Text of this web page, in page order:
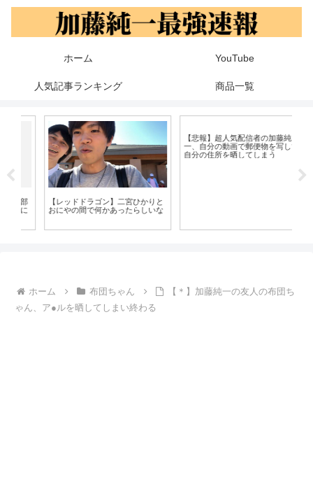
ホーム YouTube
人気記事ランキング 商品一覧
【レッドドラゴン】二宮ひかりと
おにやの間で何かあったらしいな
ホーム 布団ちゃん
【＊】加藤純一の友人の布団ち
ゃん、ア●ルを晒してしまい終わる